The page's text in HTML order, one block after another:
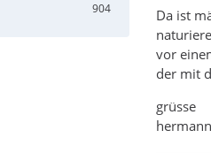
904
Da ist
vor
der mit
grüsse
hermann